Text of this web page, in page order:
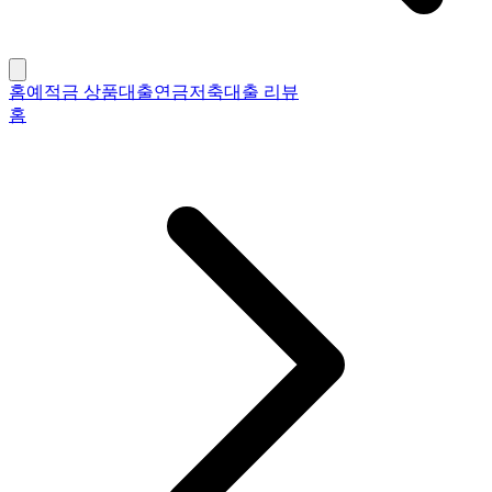
홈예적금 상품대출연금저축대출 리뷰
홈